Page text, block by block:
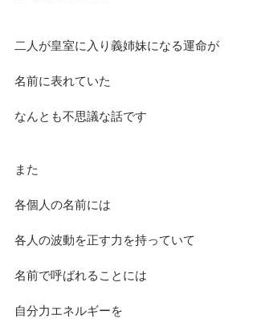
二人が皇室に入り義姉妹になる運命が
名前に表れていた
なんとも不思議な話です
また
各個人の名前には
各人の波動を正す力を持っていて
名前で呼ばれることには
自分力エネルギーを